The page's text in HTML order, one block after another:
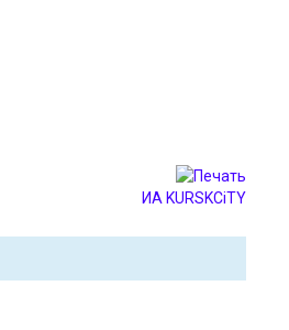
ИА KURSKCiTY